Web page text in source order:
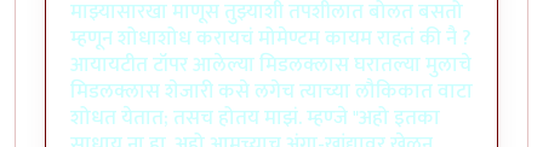
माझ्यासारखा माणूस तुझ्याशी तपशीलात बोलत बसतो
म्हणून शोधाशोध करायचं मोमेण्टम कायम राहतं की नै ?
आयायटीत टॉपर आलेल्या मिडलक्लास घरातल्या मुलाचे
मिडलक्लास शेजारी कसे लगेच त्याच्या लौकिकात वाटा
शोधत येतात; तसच होतय माझं. म्हण्जे "अहो इतका